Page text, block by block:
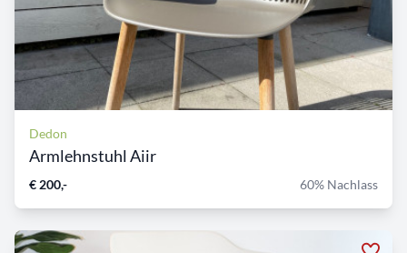
Dedon
Armlehnstuhl Aiir
€ 200,- 60% Nachlass